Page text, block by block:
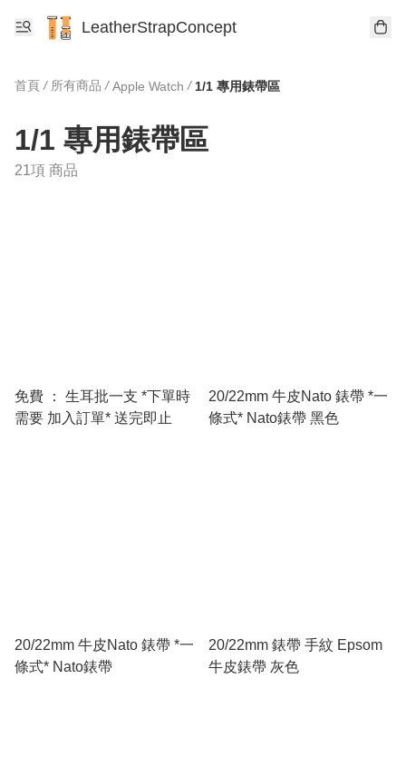
LeatherStrapConcept
首頁 / 所有商品 / Apple Watch / 1/1 專用錶帶區
1/1 專用錶帶區
21項 商品
免費 ： 生耳批一支 *下單時
需要 加入訂單* 送完即止
20/22mm 牛皮Nato 錶帶 *一
條式* Nato錶帶 黑色
20/22mm 牛皮Nato 錶帶 *一
條式* Nato錶帶
20/22mm 錶帶 手紋 Epsom
牛皮錶帶 灰色